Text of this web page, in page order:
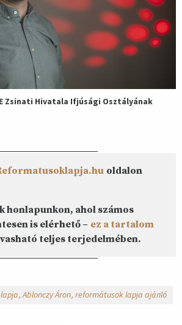
Zsinati Hivatala Ifjúsági Osztályának
oldalon
honlapunkon, ahol számos
is elérhető – ez a tartalom
teljes terjedelmében.
Ablonczy Áron reformátusok lapja ajánló